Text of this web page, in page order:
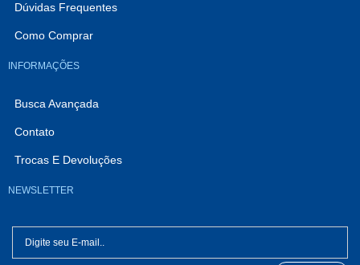
Dúvidas Frequentes
Como Comprar
INFORMAÇÕES
Busca Avançada
Contato
Trocas E Devoluções
NEWSLETTER